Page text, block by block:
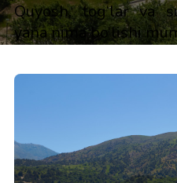
Quyosh, tog‘lar va
yana nima bo‘lishi